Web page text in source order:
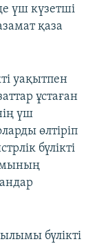
үш күзетші
қаза
уақытпен
ұстаған
үш
өлтіріп
бүлікті
бүлікті